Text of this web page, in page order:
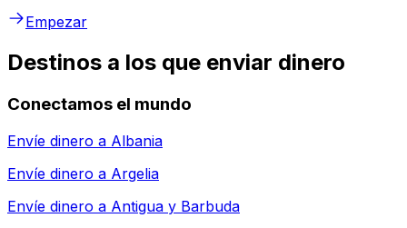
Empezar
Destinos a los que enviar dinero
Conectamos el mundo
Envíe dinero a Albania
Envíe dinero a Argelia
Envíe dinero a Antigua y Barbuda